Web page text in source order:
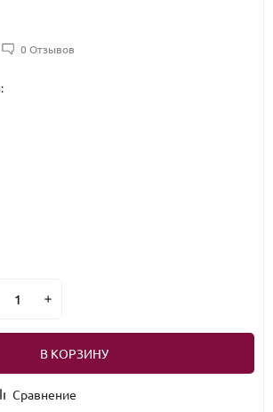
0 Отзывов
В КОРЗИНУ
Сравнение